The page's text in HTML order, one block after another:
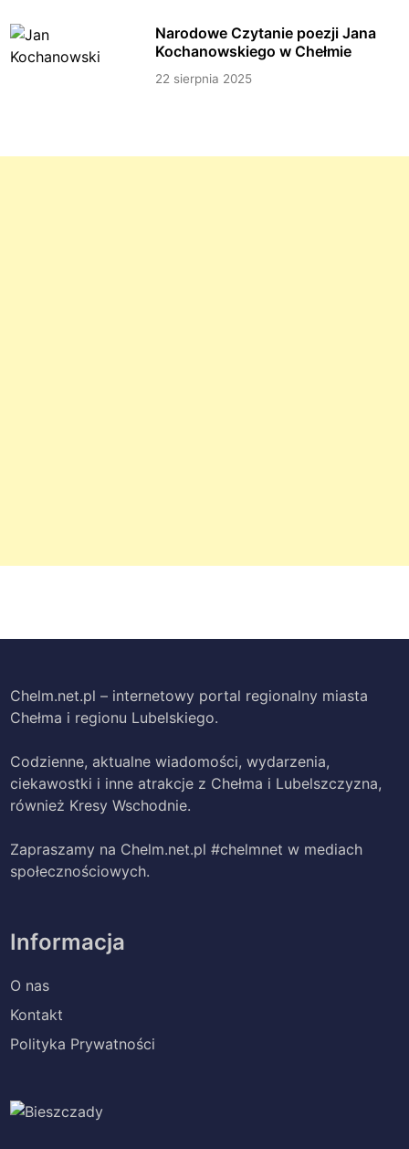
Narodowe Czytanie poezji Jana
Kochanowskiego w Chełmie
22 sierpnia 2025
Chelm.net.pl – internetowy portal regionalny miasta
Chełma i regionu Lubelskiego.
Codzienne, aktualne wiadomości, wydarzenia,
ciekawostki i inne atrakcje z Chełma i Lubelszczyzna,
również Kresy Wschodnie.
Zapraszamy na Chelm.net.pl #chelmnet w mediach
społecznościowych.
Informacja
O nas
Kontakt
Polityka Prywatności